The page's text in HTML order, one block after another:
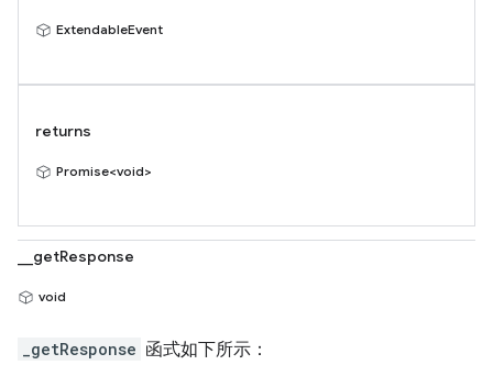
ExtendableEvent
returns
Promise<void>
__getResponse
void
_getResponse 函式如下所示：